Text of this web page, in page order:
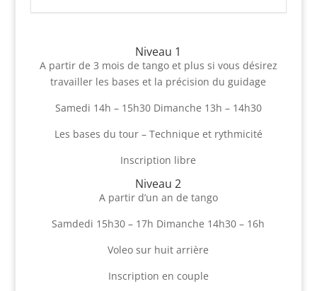
Niveau 1
A partir de 3 mois de tango et plus si vous désirez
travailler les bases et la précision du guidage
Samedi 14h – 15h30 Dimanche 13h – 14h30
Les bases du tour – Technique et rythmicité
Inscription libre
Niveau 2
A partir d’un an de tango
Samdedi 15h30 – 17h Dimanche 14h30 – 16h
Voleo sur huit arrière
Inscription en couple